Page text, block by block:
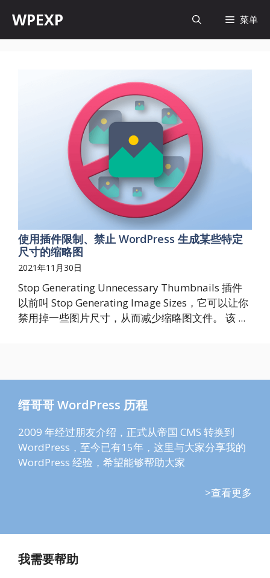
内
WPEXP 菜单
使用插件限制、禁止 WordPress 生成某些特定
尺寸的缩略图
2021年11月30日
Stop Generating Unnecessary Thumbnails 插件
以前叫 Stop Generating Image Sizes，它可以让你
禁用掉一些图片尺寸，从而减少缩略图文件。 该 ...
缙哥哥 WordPress 历程
2009 年经过朋友介绍，正式从帝国 CMS 转换到
WordPress，至今已有15年，这里与大家分享我的
WordPress 经验，希望能够帮助大家
>查看更多
我需要帮助